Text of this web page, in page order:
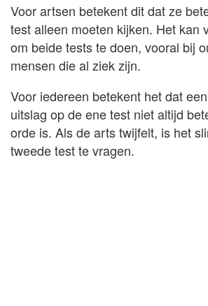
Voor artsen betekent dit dat ze
test alleen moeten kijken. Het kan
om beide tests te doen, vooral bij
mensen die al ziek zijn.
Voor iedereen betekent het dat een
uitslag op de ene test niet altijd
orde is. Als de arts twijfelt, is het
tweede test te vragen.